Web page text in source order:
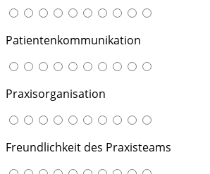
Patientenkommunikation
Praxisorganisation
Freundlichkeit des Praxisteams